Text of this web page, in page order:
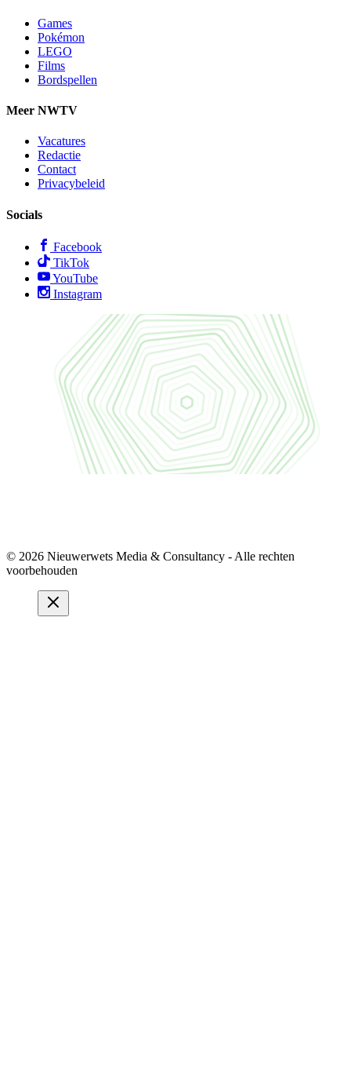
Games
Pokémon
LEGO
Films
Bordspellen
Meer NWTV
Vacatures
Redactie
Contact
Privacybeleid
Socials
Facebook
TikTok
YouTube
Instagram
© 2026 Nieuwerwets Media & Consultancy - Alle rechten
voorbehouden